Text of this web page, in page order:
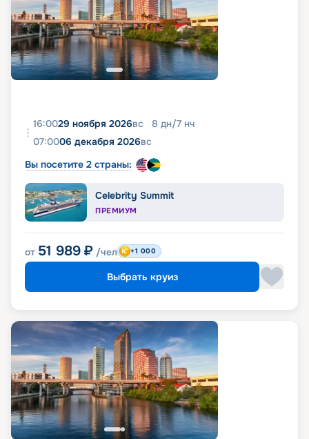
16:0029 ноября 2026вс 8 дн/7 нч
07:0006 декабря 2026вс
Вы посетите 2 страны:
Celebrity Summit
ПРЕМИУМ
от 51 989 ₽ /чел +1 000
Выбрать круиз